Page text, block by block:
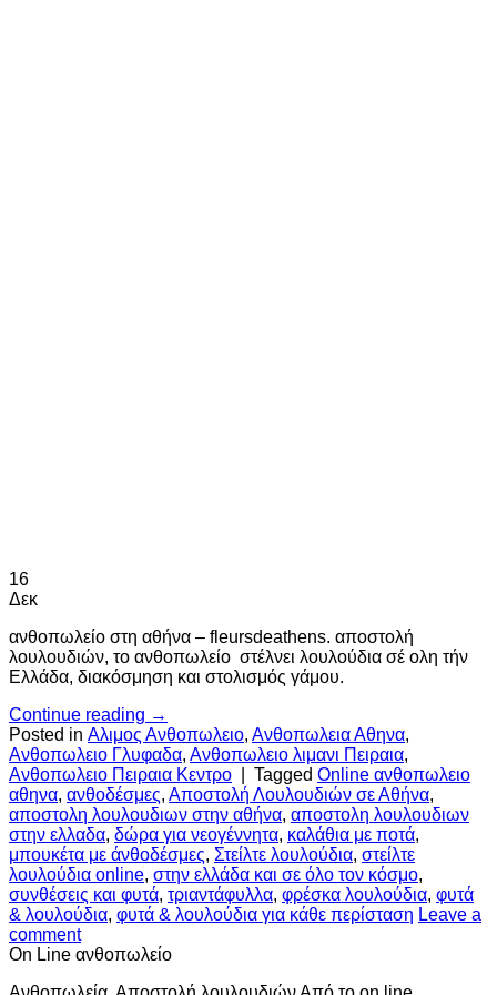
16
Δεκ
ανθοπωλείο στη αθήνα – fleursdeathens. αποστολή
λουλουδιών, το ανθοπωλείο στέλνει λουλούδια σέ ολη τήν
Ελλάδα, διακόσμηση και στολισμός γάμου.
Continue reading →
Posted in Αλιμος Ανθοπωλειο, Ανθοπωλεια Αθηνα,
Ανθοπωλειο Γλυφαδα, Ανθοπωλειο λιμανι Πειραια,
Ανθοπωλειο Πειραια Κεντρο
Tagged Online ανθοπωλειο
αθηνα, ανθοδέσμες, Αποστολή Λουλουδιών σε Αθήνα,
αποστολη λουλουδιων στην αθήνα, αποστολη λουλουδιων
στην ελλαδα, δώρα για νεογέννητα, καλάθια με ποτά,
μπουκέτα με άνθοδέσμες, Στείλτε λουλούδια, στείλτε
λουλούδια online, στην ελλάδα και σε όλο τον κόσμο,
συνθέσεις και φυτά, τριαντάφυλλα, φρέσκα λουλούδια, φυτά
& λουλούδια, φυτά & λουλούδια για κάθε περίσταση Leave a
comment
On Line ανθοπωλείο